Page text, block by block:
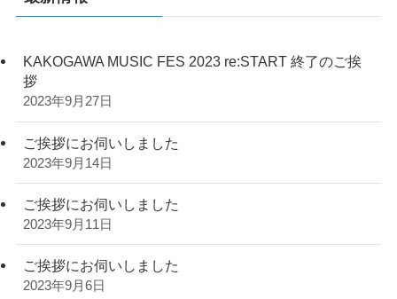
KAKOGAWA MUSIC FES 2023 re:START 終了のご挨
拶
2023年9月27日
ご挨拶にお伺いしました
2023年9月14日
ご挨拶にお伺いしました
2023年9月11日
ご挨拶にお伺いしました
2023年9月6日